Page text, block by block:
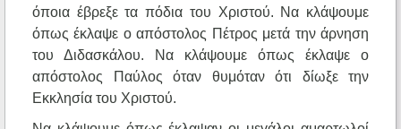
όποια έβρεξε τα πόδια του Χριστού. Να κλάψουμε
όπως έκλαψε ο απόστολος Πέτρος μετά την άρνηση
του Διδασκάλου. Να κλάψουμε όπως έκλαψε ο
απόστολος Παύλος όταν θυμόταν ότι δίωξε την
Εκκλησία του Χριστού.